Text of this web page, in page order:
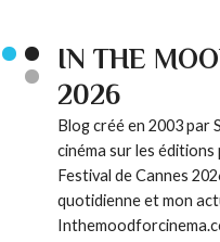
IN THE
2026
Blog créé en 2003 par
cinéma sur les éditions
Festival de Cannes
quotidienne et mon